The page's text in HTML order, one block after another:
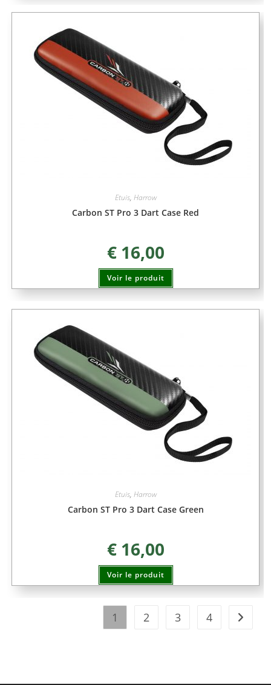
Etuis, Harrow
Carbon ST Pro 3 Dart Case Red
€16,00
Voir le produit
Etuis, Harrow
Carbon ST Pro 3 Dart Case Green
€16,00
Voir le produit
1 2 3 4